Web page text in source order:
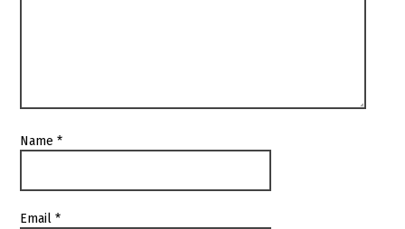
Name*
Email*